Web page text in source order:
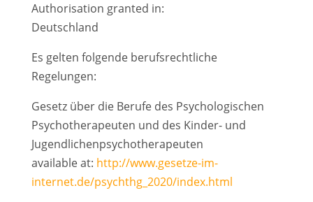
Authorisation granted in:
Deutschland
Es gelten folgende berufsrechtliche
Regelungen:
Gesetz über die Berufe des Psychologischen
Psychotherapeuten und des Kinder- und
Jugendlichenpsychotherapeuten
available at: http://www.gesetze-im-
internet.de/psychthg_2020/index.html